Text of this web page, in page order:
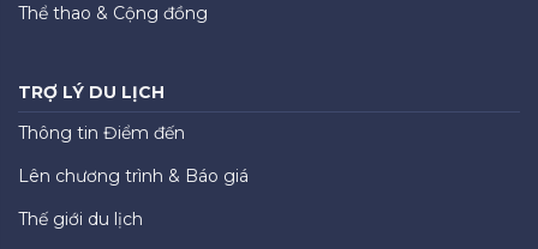
Thể thao & Cộng đồng
TRỢ LÝ DU LỊCH
Thông tin Điểm đến
Lên chương trình & Báo giá
Thế giới du lịch